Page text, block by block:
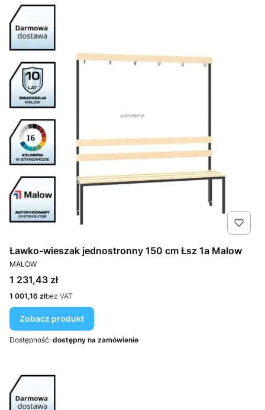
Ławko-wieszak jednostronny 150 cm Łsz 1a Malow
PRODUCENT
MALOW
Cena
1 231,43 zł
Cena
1 001,16 złbez VAT
Zobacz produkt
Dostępność: dostępny na zamówienie